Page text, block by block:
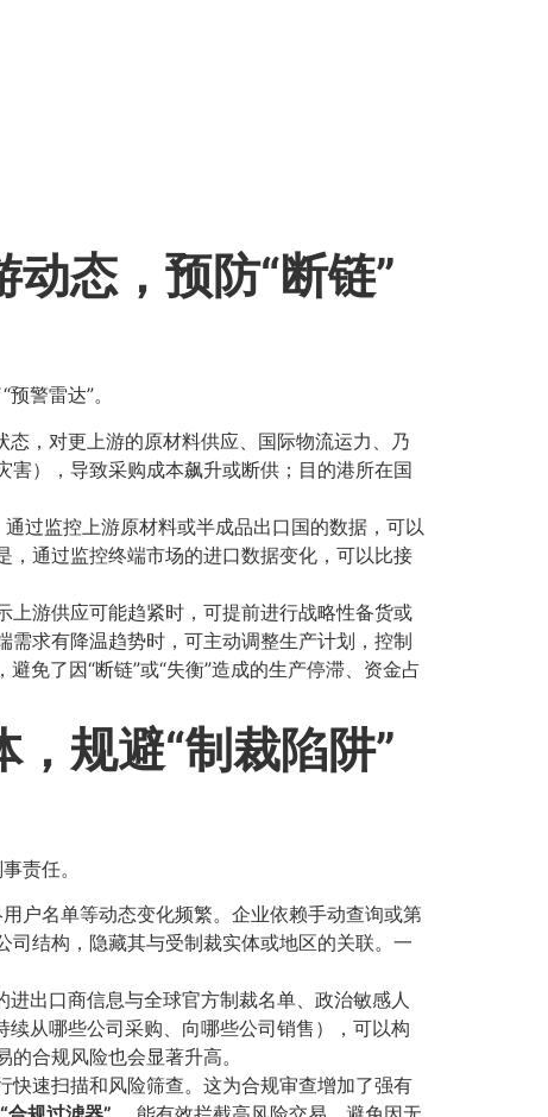
态，预防“断链”
警雷达”。
，对更上游的原材料供应、国际物流运力、乃
），导致采购成本飙升或断供；目的港所在国
过监控上游原材料或半成品出口国的数据，可以
通过监控终端市场的进口数据变化，可以比接
上游供应可能趋紧时，可提前进行战略性备货或
求有降温趋势时，可主动调整生产计划，控制
免了因“断链”或“失衡”造成的生产停滞、资金占
规避“制裁陷阱”
责任。
户名单等动态变化频繁。企业依赖手动查询或第
结构，隐藏其与受制裁实体或地区的关联。一
出口商信息与全球官方制裁名单、政治敏感人
从哪些公司采购、向哪些公司销售），可以构
合规风险也会显著升高。
快速扫描和风险筛查。这为合规审查增加了强有